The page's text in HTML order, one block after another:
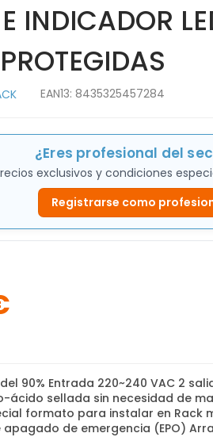
INDICADOR
EAN13: 8435325457284
¿Eres profesional del
exclusivos y condiciones
Registrarse como
90% Entrada 220~240 VAC 2
ácido sellada sin necesidad de
formato para instalar en Rack
apagado de emergencia (EPO)